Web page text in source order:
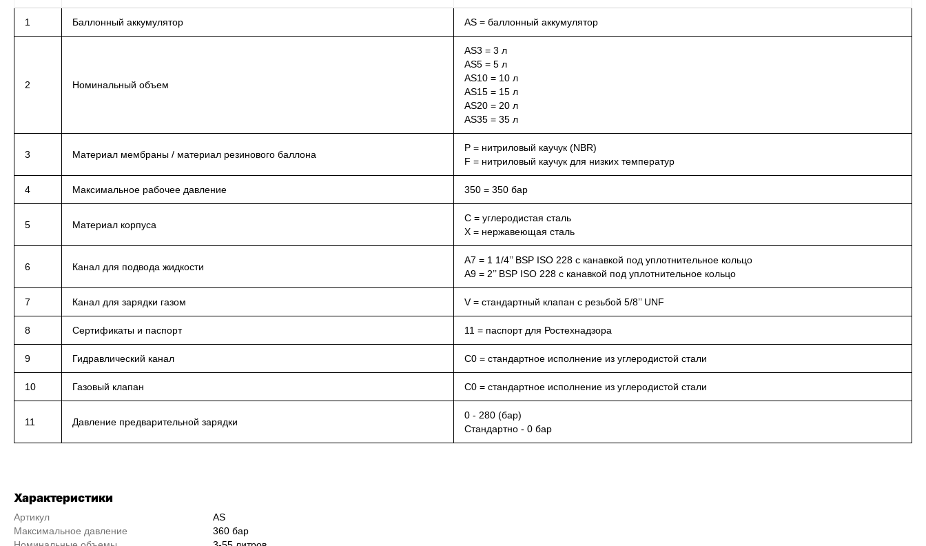
1 Баллонный аккумулятор AS = баллонный аккумулятор
2 Номинальный объем
AS3 = 3 л
AS5 = 5 л
AS10 = 10 л
AS15 = 15 л
AS20 = 20 л
AS35 = 35 л
3 Материал мембраны / материал резинового баллона
P = нитриловый каучук (NBR)
F = нитриловый каучук для низких температур
4 Максимальное рабочее давление 350 = 350 бар
5 Материал корпуса
С = углеродистая сталь
X = нержавеющая сталь
6 Канал для подвода жидкости
A7 = 1 1/4’’ BSP ISO 228 с канавкой под уплотнительное кольцо
A9 = 2’’ BSP ISO 228 с канавкой под уплотнительное кольцо
7 Канал для зарядки газом V = стандартный клапан с резьбой 5/8’’ UNF
8 Сертификаты и паспорт 11 = паспорт для Ростехнадзора
9 Гидравлический канал С0 = стандартное исполнение из углеродистой стали
10 Газовый клапан С0 = стандартное исполнение из углеродистой стали
11 Давление предварительной зарядки
0 - 280 (бар)
Стандартно - 0 бар
Характеристики
Артикул
AS
Максимальное давление
360 бар